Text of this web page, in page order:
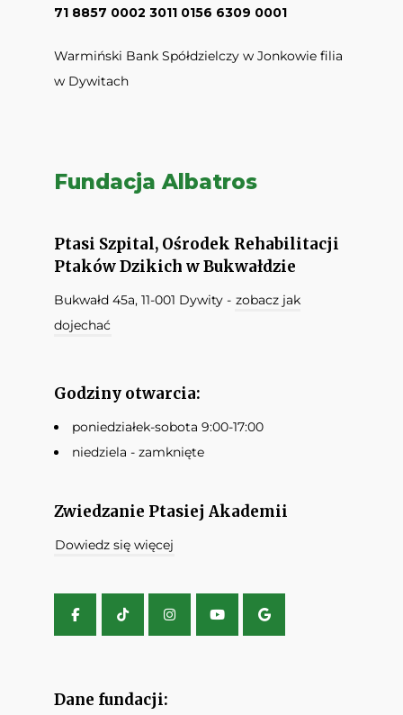
71 8857 0002 3011 0156 6309 0001
Warmiński Bank Spółdzielczy w Jonkowie filia
w Dywitach
Fundacja Albatros
Ptasi Szpital, Ośrodek Rehabilitacji
Ptaków Dzikich w Bukwałdzie
Bukwałd 45a, 11-001 Dywity - zobacz jak
dojechać
Godziny otwarcia:
poniedziałek-sobota 9:00-17:00
niedziela - zamknięte
Zwiedzanie Ptasiej Akademii
Dowiedz się więcej
Dane fundacji: